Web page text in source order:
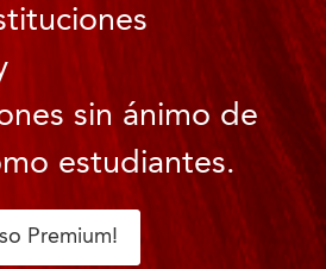
sin ánimo de
estudiantes.
Premium!